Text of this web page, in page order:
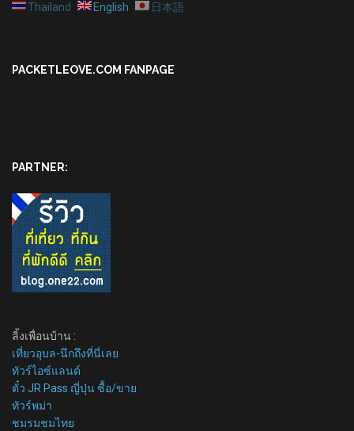
Thailand English 日本語
PACKETLEOVE.COM FANPAGE
PARTNER:
ลิ้งเพื่อนบ้าน :
เที่ยวอุบล-นึกถึงที่นี่เลย
ทัวร์ไอซ์แลนด์
ตั๋ว JR Pass ญี่ปุ่น ซื้อ/ขาย
ทัวร์พม่า
ชมรมชมไทย